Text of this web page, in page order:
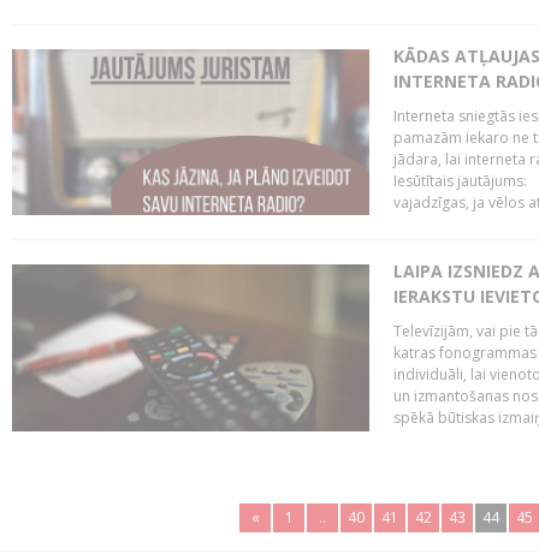
KĀDAS
INTERNETA
Interneta sniegtās
pamazām iekaro ne
jādara, lai interneta
Iesūtītais jautājums:
vajadzīgas, ja vēlos
LAIPA IZSNIEDZ
IERAKSTU
Televīzijām, vai pie
katras
individuāli, lai
un izmantošanas
spēkā būtiskas
« 1 .. 40 41 42 43 44 45